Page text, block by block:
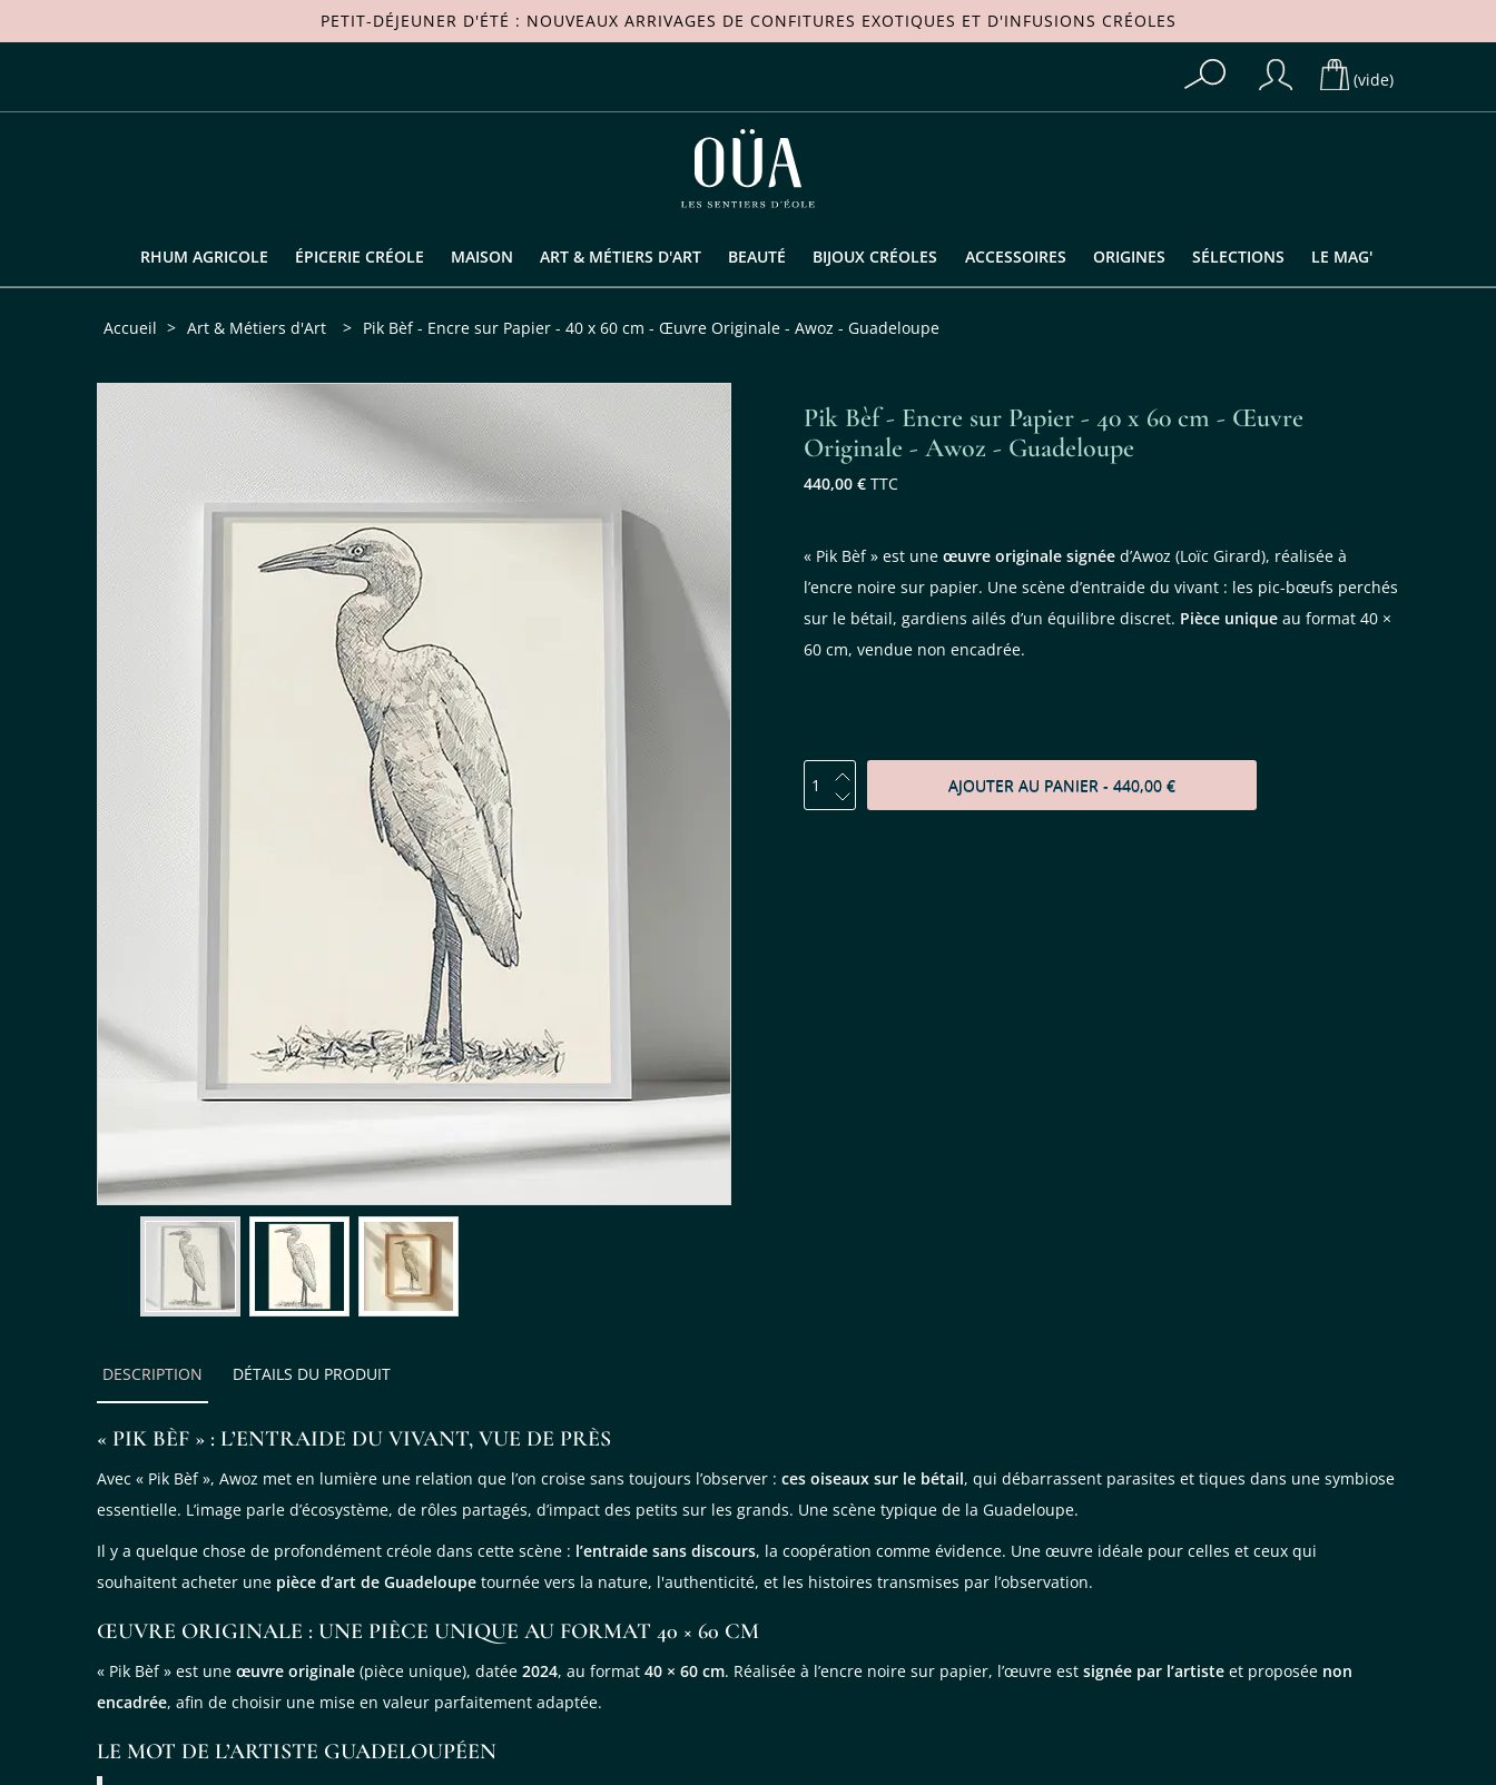
PETIT-DÉJEUNER D'ÉTÉ : NOUVEAUX ARRIVAGES DE CONFITURES EXOTIQUES ET D'INFUSIONS CRÉOLES
(vide)
RHUM AGRICOLE ÉPICERIE CRÉOLE MAISON ART & MÉTIERS D'ART BEAUTÉ BIJOUX CRÉOLES ACCESSOIRES ORIGINES SÉLECTIONS LE MAG'
Accueil > Art & Métiers d'Art > Pik Bèf - Encre sur Papier - 40 x 60 cm - Œuvre Originale - Awoz - Guadeloupe
Pik Bèf - Encre sur Papier - 40 x 60 cm - Œuvre
Originale - Awoz - Guadeloupe
440,00 € TTC
« Pik Bèf » est une œuvre originale signée d’Awoz (Loïc Girard), réalisée à
l’encre noire sur papier. Une scène d’entraide du vivant : les pic-bœufs perchés
sur le bétail, gardiens ailés d’un équilibre discret. Pièce unique au format 40 ×
60 cm, vendue non encadrée.
AJOUTER AU PANIER - 440,00 €
DESCRIPTION DÉTAILS DU PRODUIT
« PIK BÈF » : L’ENTRAIDE DU VIVANT, VUE DE PRÈS
Avec « Pik Bèf », Awoz met en lumière une relation que l’on croise sans toujours l’observer : ces oiseaux sur le bétail, qui débarrassent parasites et tiques dans une symbiose
essentielle. L’image parle d’écosystème, de rôles partagés, d’impact des petits sur les grands. Une scène typique de la Guadeloupe.
Il y a quelque chose de profondément créole dans cette scène : l’entraide sans discours, la coopération comme évidence. Une œuvre idéale pour celles et ceux qui
souhaitent acheter une pièce d’art de Guadeloupe tournée vers la nature, l'authenticité, et les histoires transmises par l’observation.
ŒUVRE ORIGINALE : UNE PIÈCE UNIQUE AU FORMAT 40 × 60 CM
« Pik Bèf » est une œuvre originale (pièce unique), datée 2024, au format 40 × 60 cm. Réalisée à l’encre noire sur papier, l’œuvre est signée par l’artiste et proposée non
encadrée, afin de choisir une mise en valeur parfaitement adaptée.
LE MOT DE L’ARTISTE GUADELOUPÉEN